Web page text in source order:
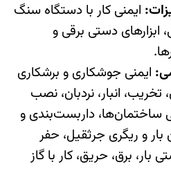
: ایمنی کار با دستگاه سنگ
ابزارهای دستی برقی و
: ایمنی جوشکاری و برشکاری
تخریب، انبار، نردبان، نصب
ساختمان‌ها، داربست‌بندی و
و ریگری جرثقیل، حفر
برق، حریق، کار با گاز